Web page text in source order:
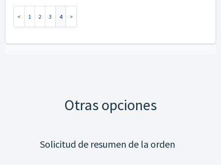
1 2 3 4
Otras opciones
Solicitud de resumen de la orden